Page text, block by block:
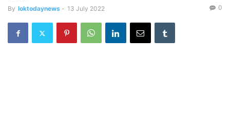
By loktodaynews - 13 July 2022 0